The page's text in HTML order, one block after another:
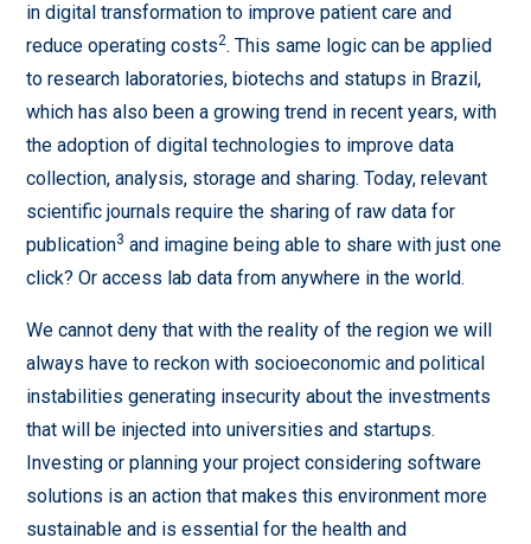
in digital transformation to improve patient care and
reduce operating costs2. This same logic can be applied
to research laboratories, biotechs and statups in Brazil,
which has also been a growing trend in recent years, with
the adoption of digital technologies to improve data
collection, analysis, storage and sharing. Today, relevant
scientific journals require the sharing of raw data for
publication3 and imagine being able to share with just one
click? Or access lab data from anywhere in the world.
We cannot deny that with the reality of the region we will
always have to reckon with socioeconomic and political
instabilities generating insecurity about the investments
that will be injected into universities and startups.
Investing or planning your project considering software
solutions is an action that makes this environment more
sustainable and is essential for the health and